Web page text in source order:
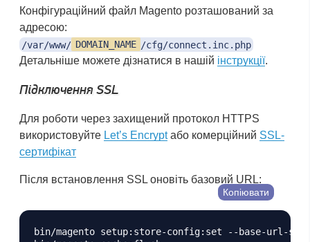
Конфігураційний файл Magento розташований за
адресою:
/var/www/ DOMAIN_NAME /cfg/connect.inc.php
Детальніше можете дізнатися в нашій інструкції.
Підключення SSL
Для роботи через захищений протокол HTTPS
використовуйте Let’s Encryptабо комерційний SSL-
сертифікат
Після встановлення SSL оновіть базовий URL:
bin/magento setup:store-config:set --base-url-
Копіювати